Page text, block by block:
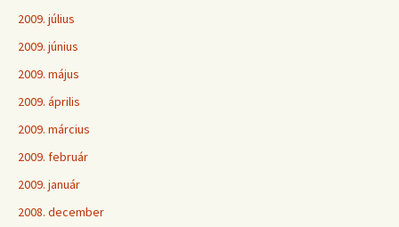
2009. július
2009. június
2009. május
2009. április
2009. március
2009. február
2009. január
2008. december